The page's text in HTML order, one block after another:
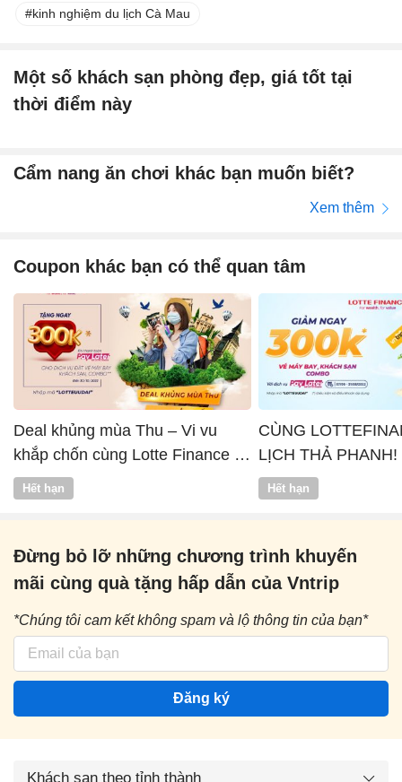
kinh nghiệm du lịch Cà Mau
Một số khách sạn phòng đẹp, giá tốt tại
thời điểm này
Cẩm nang ăn chơi khác bạn muốn biết?
Xem thêm
Coupon khác bạn có thể quan tâm
Deal khủng mùa Thu – Vi vu
khắp chốn cùng Lotte Finance x
Vntrip
Hết hạn
CÙNG
LỊCH THẢ PHANH!
Hết hạn
Đừng bỏ lỡ những chương trình khuyến
mãi cùng quà tặng hấp dẫn của Vntrip
*Chúng tôi cam kết không spam và lộ thông tin của bạn*
Đăng ký
Khách sạn theo tỉnh thành